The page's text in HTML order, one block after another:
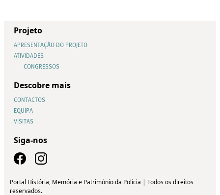
Projeto
APRESENTAÇÃO DO PROJETO
ATIVIDADES
CONGRESSOS
Descobre mais
CONTACTOS
EQUIPA
VISITAS
Siga-nos
Portal História, Memória e Património da Polícia | Todos os direitos
reservados.